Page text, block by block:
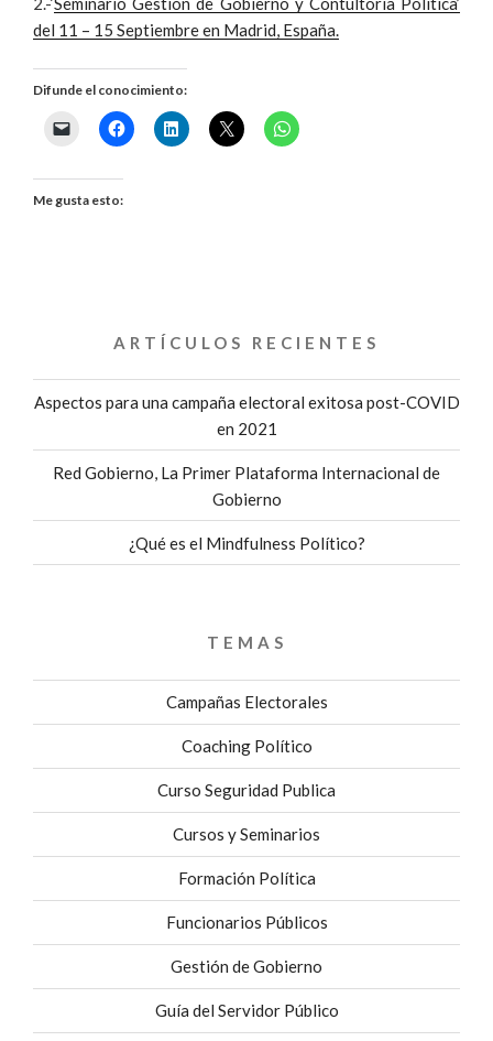
del 11 – 15 Septiembre en Madrid, España.
Difunde el conocimiento:
Me gusta esto:
ARTÍCULOS RECIENTES
Aspectos para una campaña electoral exitosa post-COVID
en 2021
Red Gobierno, La Primer Plataforma Internacional de
Gobierno
¿Qué es el Mindfulness Político?
TEMAS
Campañas Electorales
Coaching Político
Curso Seguridad Publica
Cursos y Seminarios
Formación Política
Funcionarios Públicos
Gestión de Gobierno
Guía del Servidor Público